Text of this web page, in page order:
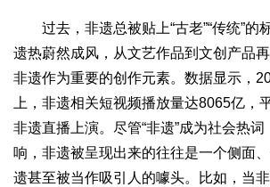
过去，非遗总被贴上“古老”“传统”的
遗热蔚然成风，从文艺作品到文创产品
非遗作为重要的创作元素。数据显示，
上，非遗相关短视频播放量达8065亿，
非遗直播上演。尽管“非遗”成为社会热
响，非遗被呈现出来的往往是一个侧面
遗甚至被当作吸引人的噱头。比如，当